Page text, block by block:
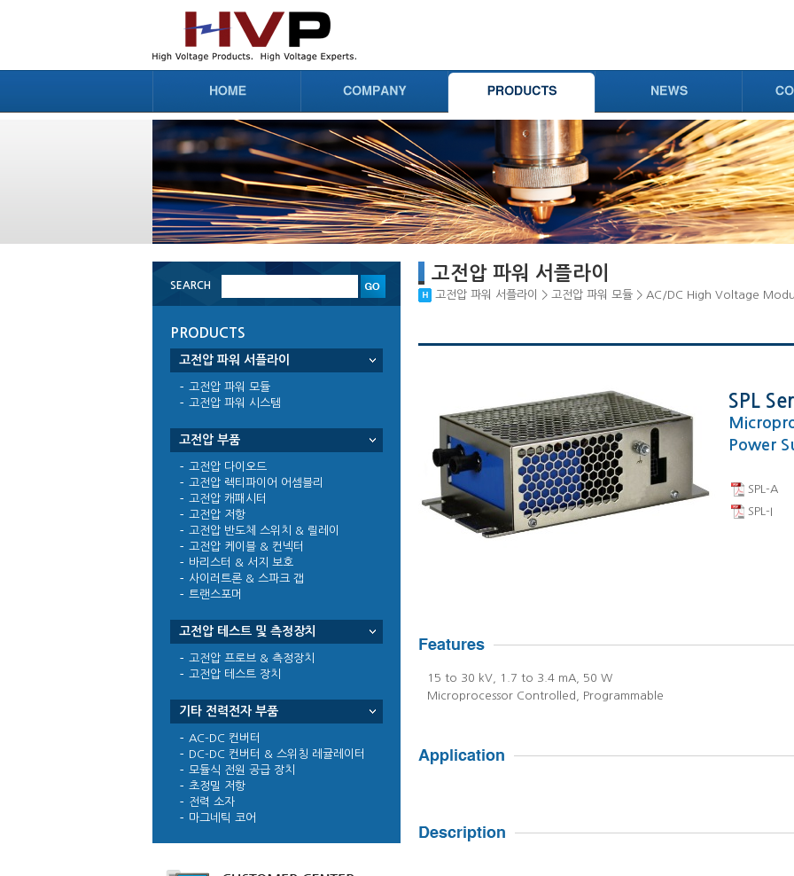
SEARCH
PRODUCTS
고전압 파워 서플라이
고전압 파워 모듈
고전압 파워 시스템
고전압 부품
고전압 다이오드
고전압 렉티파이어 어셈블리
고전압 캐패시터
고전압 저항
고전압 반도체 스위치 & 릴레이
고전압 케이블 & 컨넥터
바리스터 & 서지 보호
사이러트론 & 스파크 갭
트랜스포머
고전압 테스트 및 측정장치
고전압 프로브 & 측정장치
고전압 테스트 장치
기타 전력전자 부품
AC-DC 컨버터
DC-DC 컨버터 & 스위칭 레귤레이터
모듈식 전원 공급 장치
초정밀 저항
전력 소자
마그네틱 코어
고전압 파워 서플라이
고전압 파워 서플라이 > 고전압 파워 모듈 > AC/DC High Voltage
SPL
Power
SPL-A
SPL-I
15 to 30 kV, 1.7 to 3.4 mA, 50 W
Microprocessor Controlled, Programmable